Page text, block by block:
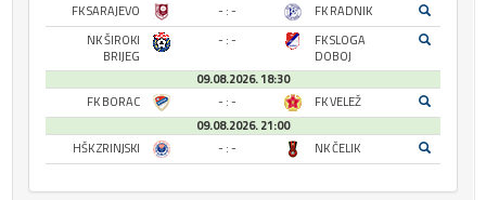
FK SARAJEVO
- : -
FK RADNIK
NK ŠIROKI
BRIJEG
- : -
FK SLOGA
DOBOJ
09.08.2026. 18:30
FK BORAC
- : -
FK VELEŽ
09.08.2026. 21:00
HŠK ZRINJSKI
- : - NK ČELIK